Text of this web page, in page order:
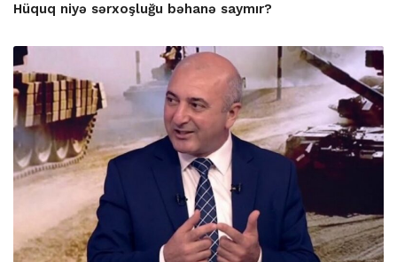
Hüquq niyə sərxoşluğu bəhanə saymır?